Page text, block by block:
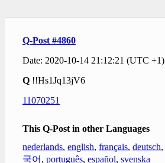
Q-Post #4860
Date: 2020-10-14 21:12:21 (UTC +1)
Q !!Hs1Jq13jV6
11070251
This Q-Post in other Languages
nederlands, english, français, deutsch,
국어 , português, español, svenska